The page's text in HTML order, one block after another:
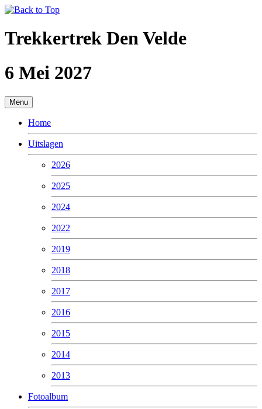
Trekkertrek Den Velde
6 Mei 2027
Menu
Home
Uitslagen
2026
2025
2024
2022
2019
2018
2017
2016
2015
2014
2013
Fotoalbum